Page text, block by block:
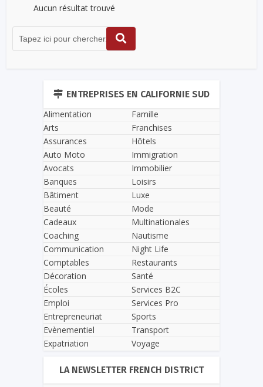
Aucun résultat trouvé
ENTREPRISES EN CALIFORNIE SUD
Alimentation
Arts
Assurances
Auto Moto
Avocats
Banques
Bâtiment
Beauté
Cadeaux
Coaching
Communication
Comptables
Décoration
Écoles
Emploi
Entrepreneuriat
Evènementiel
Expatriation
Famille
Franchises
Hôtels
Immigration
Immobilier
Loisirs
Luxe
Mode
Multinationales
Nautisme
Night Life
Restaurants
Santé
Services B2C
Services Pro
Sports
Transport
Voyage
LA NEWSLETTER FRENCH DISTRICT